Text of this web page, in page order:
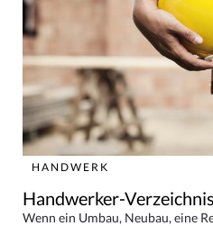
HANDWERK
Handwerker-Verzeichnis
Wenn ein Umbau, Neubau, eine